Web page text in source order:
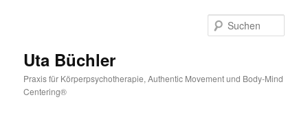
Uta Büchler
Praxis für Körperpsychotherapie, Authentic Movement und Body-Mind
Centering®